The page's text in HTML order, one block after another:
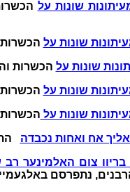
שונות על
שונות על
שונות על הכשרות
שונות על
שונות על
אח ואחות נכבדה
צום האלמינער
נתפרסם באלגעמיינר